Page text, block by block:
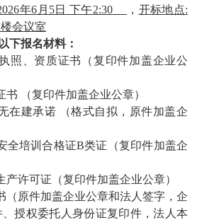
年6 月 5日 下午2:30 ， 开标地点:
楼会议室
下报名材料：
照、资质证书（复印件加盖企业公
书 （复印件加盖企业公章）
在建承诺 （格式自拟，原件加盖企
全培训合格证B类证（复印件加盖企
产许可证（复印件加盖企业公章）
（原件加盖企业公章和法人签字，企
授权委托人身份证复印件，法人本